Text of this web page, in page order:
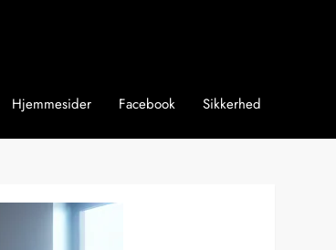
Hjemmesider Facebook Sikkerhed